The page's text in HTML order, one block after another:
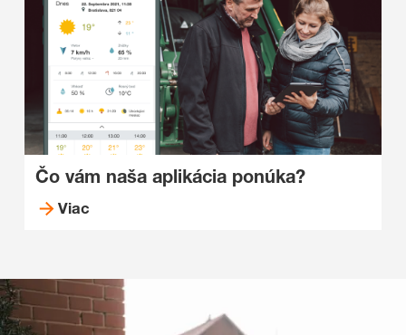
Čo vám naša aplikácia ponúka?
Viac